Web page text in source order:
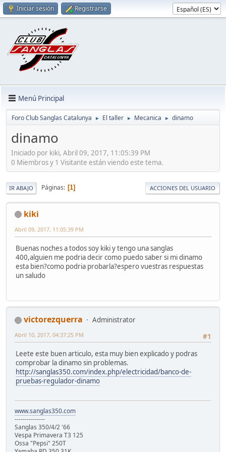
Iniciar sesión Registrarse
Menú Principal
Foro Club Sanglas Catalunya ► El taller ► Mecanica ► dinamo
dinamo
Iniciado por kiki, Abril 09, 2017, 11:05:39 PM
0 Miembros y 1 Visitante están viendo este tema.
IR ABAJO Páginas 1 ACCIONES DEL USUARIO
kiki
Abril 09, 2017, 11:05:39 PM
Buenas noches a todos soy kiki y tengo una sanglas
400,alguien me podria decir como puedo saber si mi dinamo
esta bien?como podria probarla?espero vuestras respuestas
un saludo
victorezquerra
Administrator
#1
Abril 10, 2017, 04:37:25 PM
Leete este buen articulo, esta muy bien explicado y podras
comprobar la dinamo sin problemas.
http://sanglas350.com/index.php/electricidad/banco-de-
pruebas-regulador-dinamo
www.sanglas350.com
---------------
Sanglas 350/4/2 '66
Vespa Primavera T3 125
Ossa "Pepsi" 250T